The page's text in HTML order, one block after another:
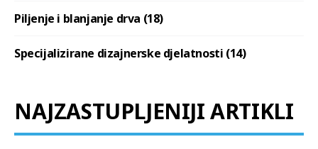
Piljenje i blanjanje drva (18)
Specijalizirane dizajnerske djelatnosti (14)
NAJZASTUPLJENIJI ARTIKLI